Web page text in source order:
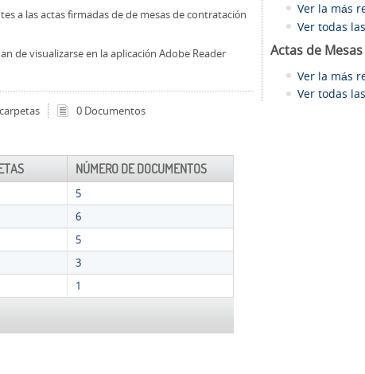
a las actas firmadas de de mesas de contratación
de visualizarse en la aplicación Adobe Reader
0 Documentos
NÚMERO DE DOCUMENTOS
5
6
5
3
1
Ver la más
Ver todas
Actas de
Ver la más
Ver todas